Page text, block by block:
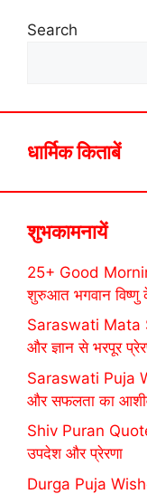
Search
धार्मिक किताबें
शुभकामनायें
25+ Good
शुरुआत भगवान विष्णु
Saraswati Mata
और ज्ञान से भरपूर
Saraswati Puja
और सफलता का
Shiv Puran
उपदेश और प्रेरणा
Durga Puja